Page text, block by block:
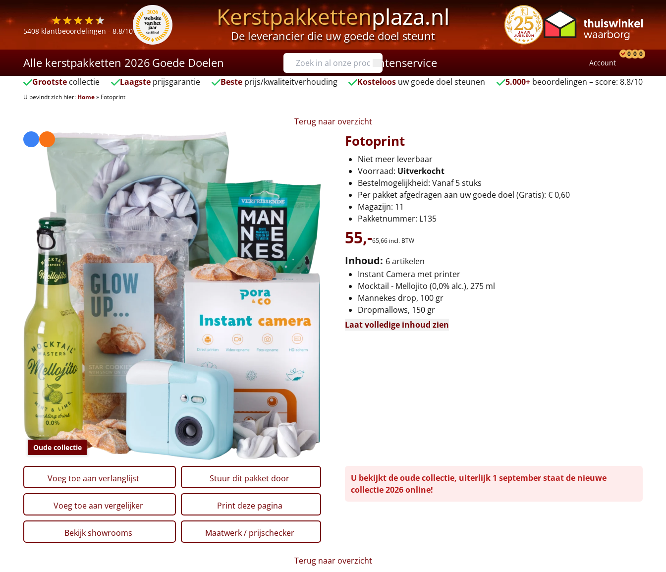
5408 klantbeoordelingen - 8.8/10 Kerstpakkettenplaza.nl
De leverancier die uw goede doel steunt
Alle kerstpakketten 2026 Goede Doelen Klantenservice Account
0 0 0
Grootste collectie Laagsteprijsgarantie Besteprijs/kwaliteitverhouding Kosteloos uw goede doel steunen 5.000+ beoordelingen – score: 8.8/10
U bevindt zich hier: Home» Fotoprint
Terug naar overzicht
Oude collectie
Fotoprint
Niet meer leverbaar
Voorraad: Uitverkocht
Bestelmogelijkheid: Vanaf 5 stuks
Per pakket afgedragen aan uw goede doel (Gratis): € 0,60
Magazijn: 11
Pakketnummer: L135
55,-65,66 incl. BTW
Inhoud: 6 artikelen
Instant Camera met printer
Mocktail - Mellojito (0,0% alc.), 275 ml
Mannekes drop, 100 gr
Dropmallows, 150 gr
Laat volledige inhoud zien
Voeg toe aan verlanglijst Stuur dit pakket door
Voeg toe aan vergelijker Print deze pagina
Bekijk showrooms Maatwerk / prijschecker
U bekijkt de oude collectie, uiterlijk 1 september staat de nieuwe
collectie 2026 online!
Terug naar overzicht